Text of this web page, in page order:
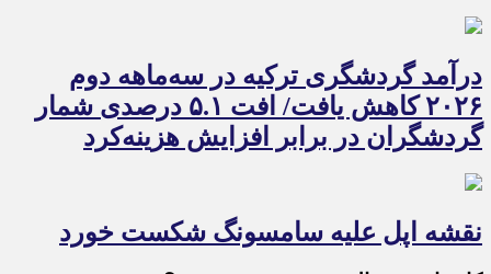
درآمد گردشگری ترکیه در سه‌ماهه دوم
۲۰۲۶ کاهش یافت/ افت ۵.۱ درصدی شمار
گردشگران در برابر افزایش هزینه‌کرد
نقشه اپل علیه سامسونگ شکست خورد